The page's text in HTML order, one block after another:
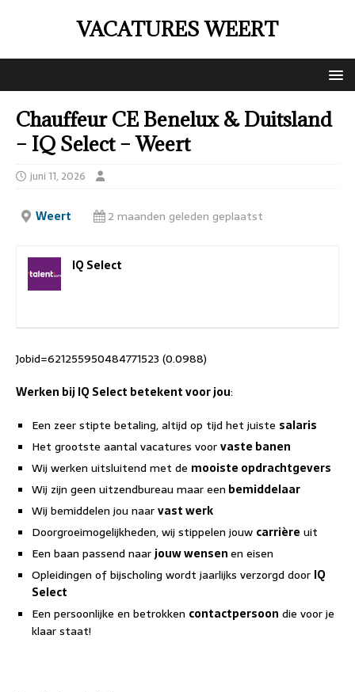
VACATURES WEERT
Chauffeur CE Benelux & Duitsland
– IQ Select – Weert
juni 11, 2026
Weert 2 maanden geleden geplaatst
IQ Select
Jobid=621255950484771523 (0.0988)
Werken bij IQ Select betekent voor jou:
Een zeer stipte betaling, altijd op tijd het juiste salaris
Het grootste aantal vacatures voorvaste banen
Wij werken uitsluitend met de mooiste opdrachtgevers
Wij zijn geen uitzendbureau maar een bemiddelaar
Wij bemiddelen jou naarvast werk
Doorgroeimogelijkheden, wij stippelen jouw carrière uit
Een baan passend naarjouw wensenen eisen
Opleidingen of bijscholing wordt jaarlijks verzorgd door IQ
Select
Een persoonlijke en betrokken contactpersoon die voor je
klaar staat!